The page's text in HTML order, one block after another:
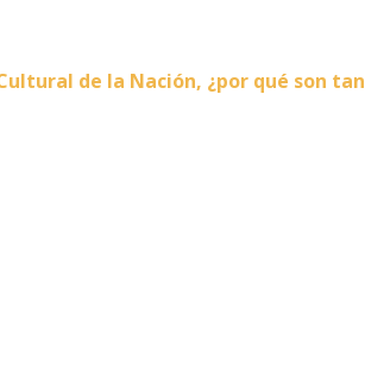
de la Nación, ¿por qué son tan